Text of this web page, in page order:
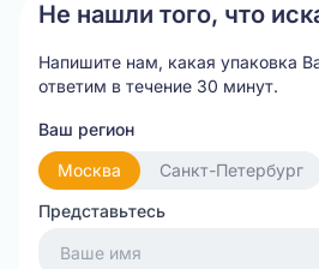
Не нашли того, что
Напишите нам, какая упаковка
ответим в течение 30 минут.
Ваш регион
Москва
Санкт-Петербург
Представьтесь